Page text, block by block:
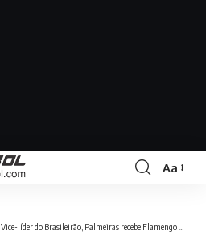
Aa
Vice-líder do Brasileirão, Palmeiras recebe Flamengo muito desfalcado